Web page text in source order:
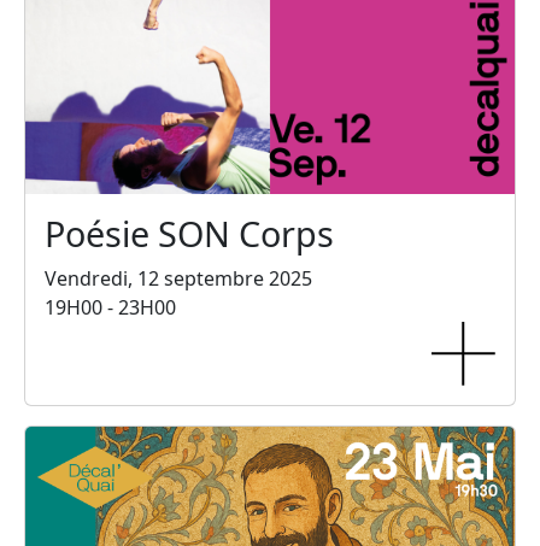
Poésie SON Corps
Vendredi, 12 septembre 2025
19H00 - 23H00